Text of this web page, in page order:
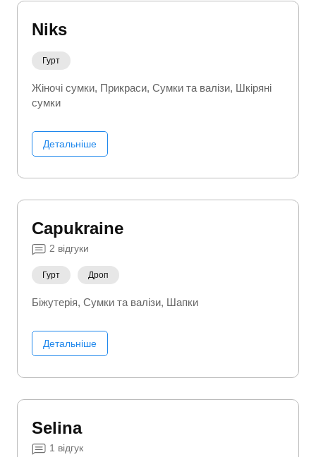
Niks
Гурт
Жіночі сумки Прикраси Сумки та валізи Шкіряні
сумки
Детальніше
Capukraine
2 відгуки
Гурт Дроп
Біжутерія Сумки та валізи Шапки
Детальніше
Selina
1 відгук